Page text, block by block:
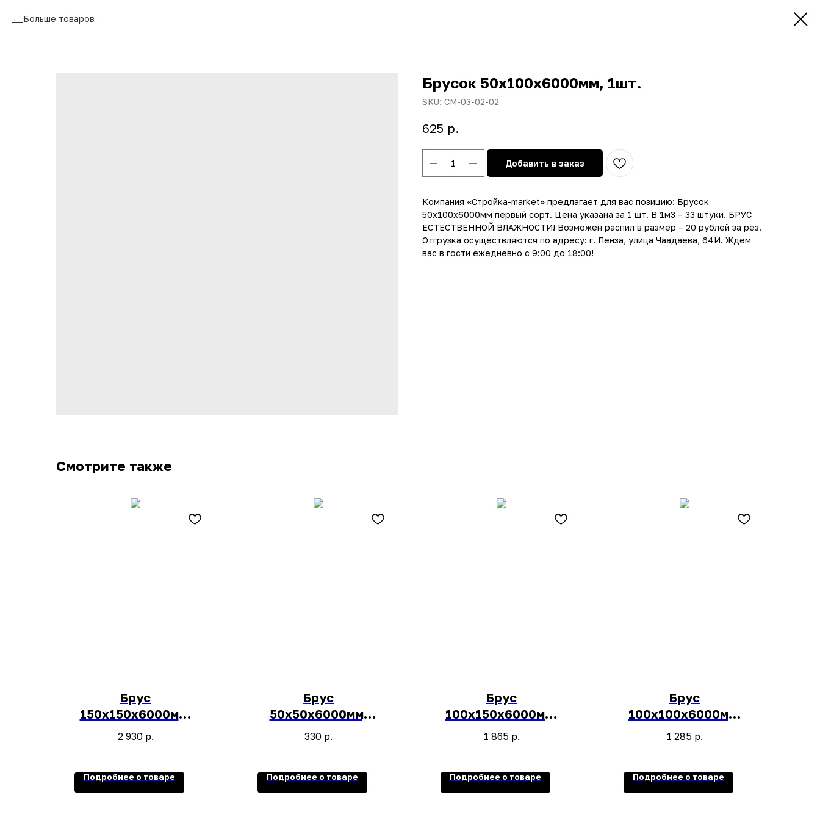
Больше товаров
Брусок 50х100х6000мм, 1шт.
SKU: СМ-03-02-02
625 р.
Добавить в заказ
Компания «Стройка-market» предлагает для вас позицию: Брусок
50х100х6000мм первый сорт. Цена указана за 1 шт. В 1м3 – 33 штуки. БРУС
ЕСТЕСТВЕННОЙ ВЛАЖНОСТИ! Возможен распил в размер – 20 рублей за рез.
Отгрузка осуществляются по адресу: г. Пенза, улица Чаадаева, 64И. Ждем
вас в гости ежедневно с 9:00 до 18:00!
Смотрите также
Брус
150х150х6000мм,
1шт.
2 930 р.
Подробнее о товаре
Брус
50х50х6000мм,
1шт.
330 р.
Подробнее о товаре
Брус
100х150х6000мм,
1шт.
1 865 р.
Подробнее о товаре
Брус
100х100х6000мм,
1шт.
1 285 р.
Подробнее о товаре